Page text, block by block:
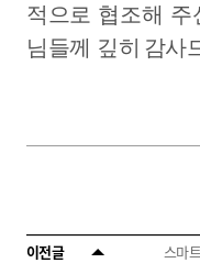
적으로 협조해 주
님들께 깊히 감사
이전글
스마